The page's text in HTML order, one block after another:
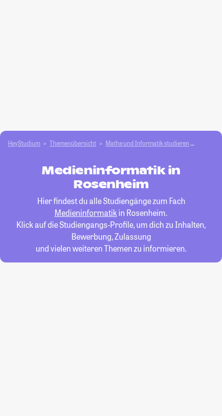
HeyStudium Themenübersicht Mathe und Informatik studieren
Medieninformatik in
Rosenheim
Hier findest du alle Studiengänge zum Fach
Medieninformatikin Rosenheim.
Klick auf die Studiengangs-Profile, um dich zu Inhalten,
Bewerbung, Zulassung
und vielen weiteren Themen zu informieren.